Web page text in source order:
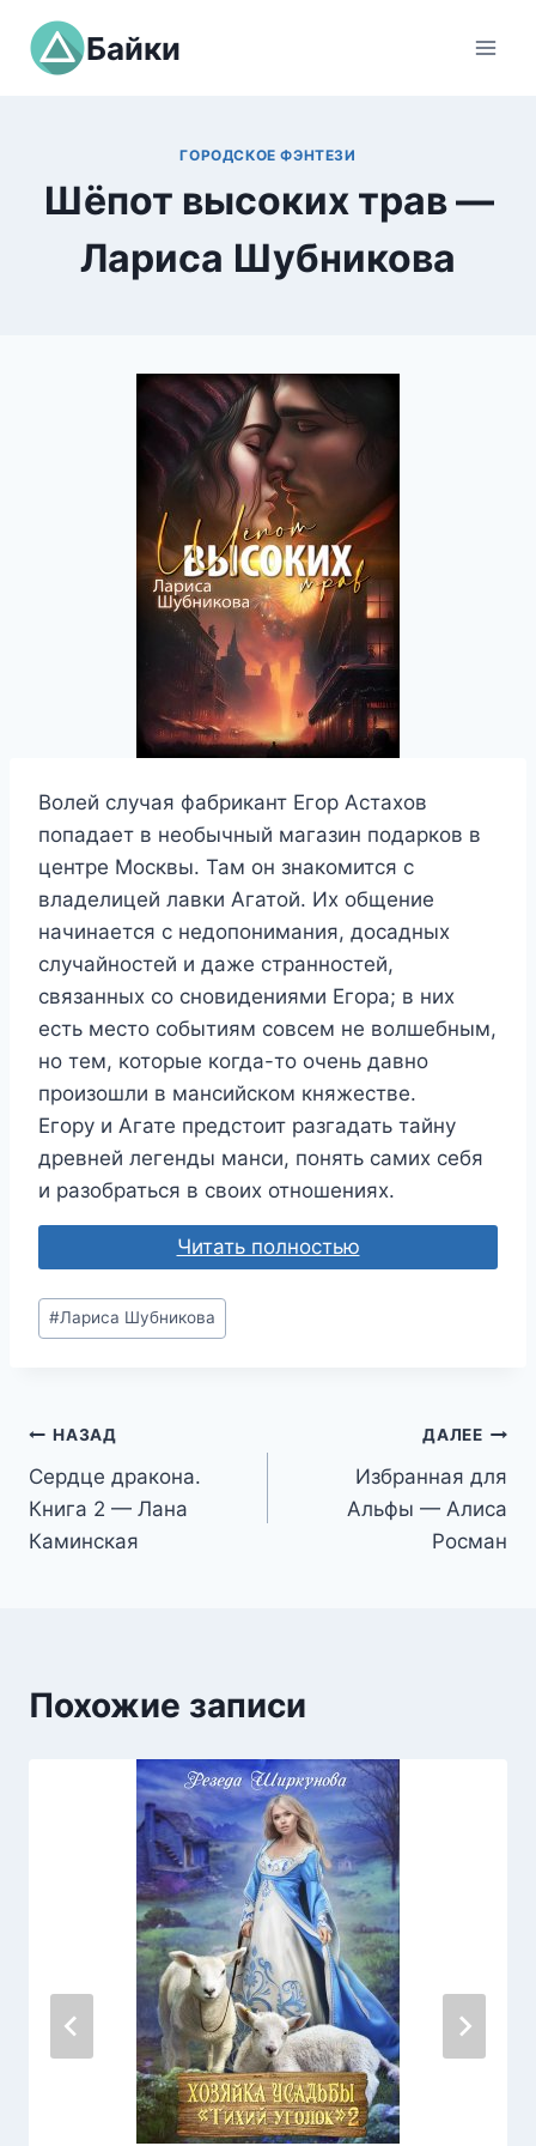
Перейти
содержимому
Байки
ГОРОДСКОЕ ФЭНТЕЗИ
Шёпот высоких трав —
Лариса Шубникова
Волей случая фабрикант Егор Астахов
попадает в необычный магазин подарков в
центре Москвы. Там он знакомится с
владелицей лавки Агатой. Их общение
начинается с недопонимания, досадных
случайностей и даже странностей,
связанных со сновидениями Егора; в них
есть место событиям совсем не волшебным,
но тем, которые когда-то очень давно
произошли в мансийском княжестве.
Егору и Агате предстоит разгадать тайну
древней легенды манси, понять самих себя
и разобраться в своих отношениях.
Читать полностью
Метки
записи:
#Лариса Шубникова
Навигация
по
записям
НАЗАД
Сердце дракона.
Книга 2 — Лана
Каминская
ДАЛЕЕ
Избранная для
Альфы — Алиса
Росман
Похожие записи